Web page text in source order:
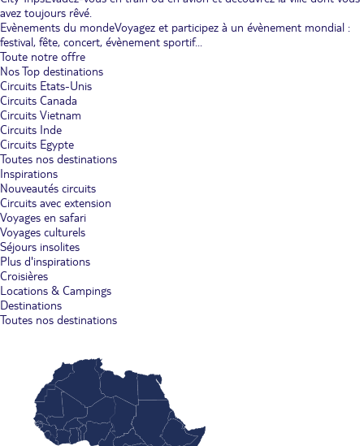
avez toujours rêvé.
Evènements du mondeVoyagez et participez à un évènement mondial :
festival, fête, concert, évènement sportif...
Toute notre offre
Nos Top destinations
Circuits Etats-Unis
Circuits Canada
Circuits Vietnam
Circuits Inde
Circuits Egypte
Toutes nos destinations
Inspirations
Nouveautés circuits
Circuits avec extension
Voyages en safari
Voyages culturels
Séjours insolites
Plus d'inspirations
Croisières
Locations & Campings
Destinations
Toutes nos destinations